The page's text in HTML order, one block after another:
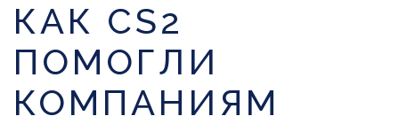
КАК CS2
ПОМОГЛИ
КОМПАНИЯМ